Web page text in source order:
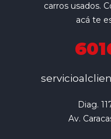
carros usados.
acá te
Diag.
Av.